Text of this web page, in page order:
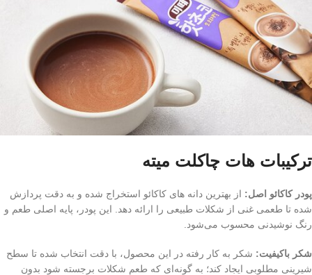
ترکیبات هات چاکلت میته
پودر کاکائو اصل: از بهترین دانه‌ های کاکائو استخراج شده و به دقت پردازش
شده تا طعمی غنی از شکلات طبیعی را ارائه دهد. این پودر، پایه اصلی طعم و
رنگ نوشیدنی محسوب می‌شود.
شکر باکیفیت: شکر به‌ کار رفته در این محصول، با دقت انتخاب شده تا سطح
شیرینی مطلوبی ایجاد کند؛ به گونه‌ای که طعم شکلات برجسته شود بدون